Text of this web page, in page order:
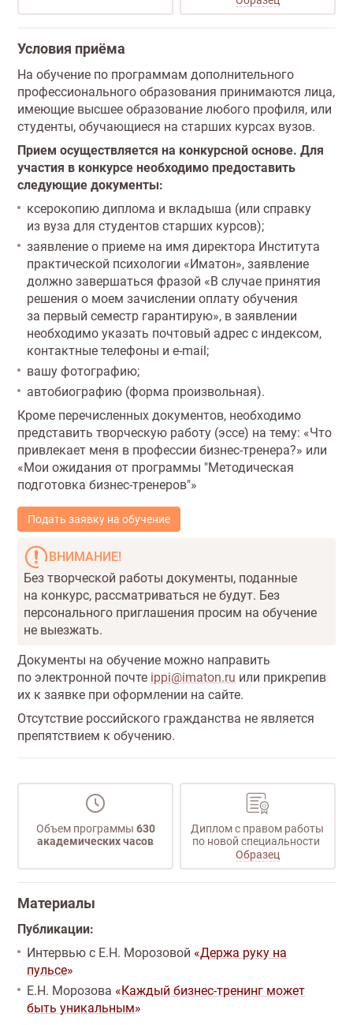
Условия приёма
На обучение по программам дополнительного
профессионального образования принимаются лица,
имеющие высшее образование любого профиля, или
студенты, обучающиеся на старших курсах вузов.
Прием осуществляется на конкурсной основе. Для
участия в конкурсе необходимо предоставить
следующие документы:
ксерокопию диплома и вкладыша (или справку
из вуза для студентов старших курсов);
заявление о приеме на имя директора Института
практической психологии «Иматон», заявление
должно завершаться фразой «В случае принятия
решения о моем зачислении оплату обучения
за первый семестр гарантирую», в заявлении
необходимо указать почтовый адрес с индексом,
контактные телефоны и e-mail;
вашу фотографию;
автобиографию (форма произвольная).
Кроме перечисленных документов, необходимо
представить творческую работу (эссе) на тему: «Что
привлекает меня в профессии бизнес-тренера?» или
«Мои ожидания от программы "Методическая
подготовка бизнес-тренеров"»
Подать заявку на обучение
ВНИМАНИЕ!
Без творческой работы документы, поданные
на конкурс, рассматриваться не будут. Без
персонального приглашения просим на обучение
не выезжать.
Документы на обучение можно направить
по электронной почте ippi@imaton.ru или прикрепив
их к заявке при оформлении на сайте.
Отсутствие российского гражданства не является
препятствием к обучению.
Объем программы 630
академических часов
Диплом с правом работы
по новой специальности
Образец
Материалы
Публикации:
Интервью с Е.Н. Морозовой «Держа руку на
пульсе»
Е.Н. Морозова «Каждый бизнес-тренинг может
быть уникальным»